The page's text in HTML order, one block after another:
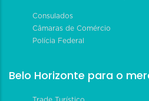
Consulados
Câmaras de Comércio
Polícia Federal
Belo Horizonte para o